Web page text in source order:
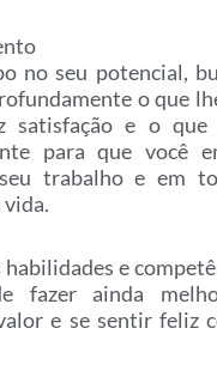
no seu potencial,
o que
satisfação e o que
para que você
trabalho e em
vida.
e
fazer ainda
e se sentir feliz